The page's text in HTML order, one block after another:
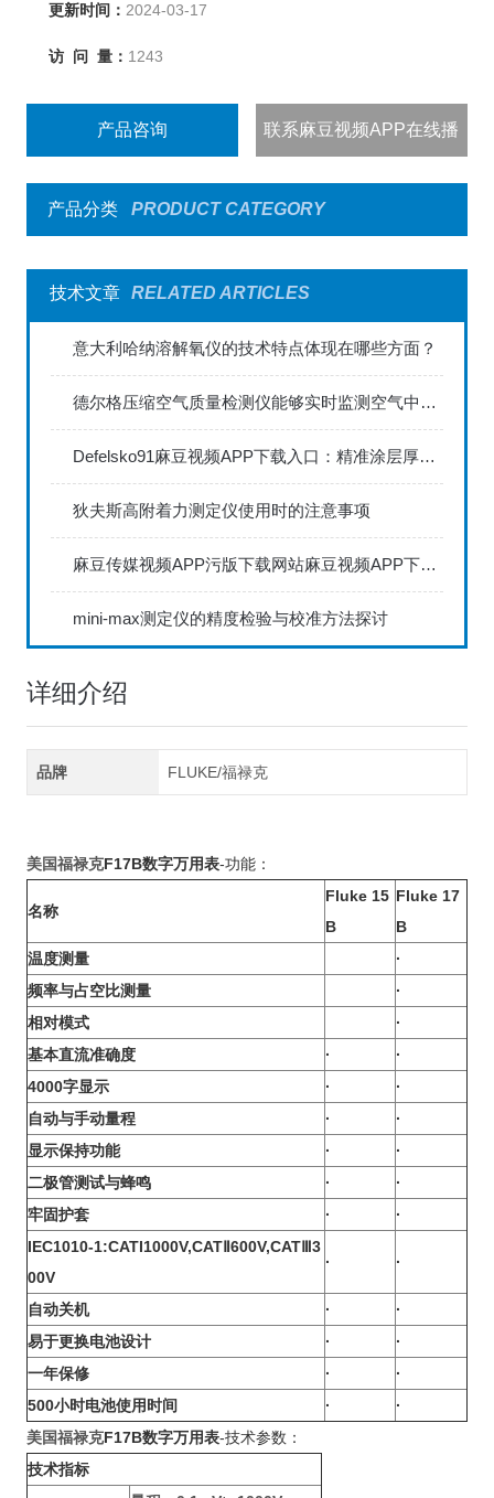
更新时间： 2024-03-17
访 问 量： 1243
产品咨询 联系麻豆视频APP在线播
出
产品分类
PRODUCT CATEGORY
技术文章 RELATED ARTICLES
意大利哈纳溶解氧仪的技术特点体现在哪些方面？
德尔格压缩空气质量检测仪能够实时监测空气中的污染物浓度
Defelsko91麻豆视频APP下载入口：精准涂层厚度检测的利器
狄夫斯高附着力测定仪使用时的注意事项
麻豆传媒视频APP污版下载网站麻豆视频APP下载IOS具备数据存储和传输功能
mini-max测定仪的精度检验与校准方法探讨
详细介绍
品牌 FLUKE/福禄克
美国福禄克F17B数字万用表-功能：
名称
Fluke 15
B
Fluke 17
B
温度测量
·
频率与占空比测量
·
相对模式
·
基本直流准确度
·
·
4000字显示
·
·
自动与手动量程
·
·
显示保持功能
·
·
二极管测试与蜂鸣
·
·
牢固护套
·
·
IEC1010-1:CATI1000V,CATⅡ600V,CATⅢ3
00V
· ·
自动关机 ·
·
易于更换电池设计
·
·
一年保修
·
·
500小时电池使用时间
·
·
美国福禄克F17B数字万用表-技术参数：
技术指标